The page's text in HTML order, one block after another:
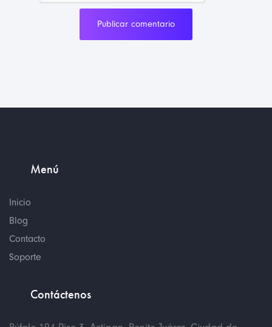
Publicar comentario
Menú
Inicio
Blog
Contacto
Soporte
Contáctenos